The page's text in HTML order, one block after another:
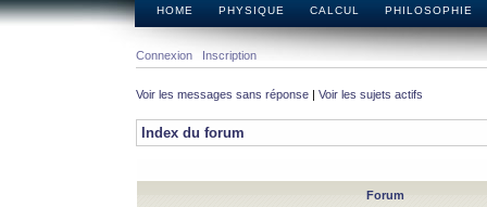
HOME PHYSIQUE CALCUL PHILOSOPHIE
Connexion Inscription
Voir les messages sans réponse | Voir les sujets actifs
Index du forum
Forum